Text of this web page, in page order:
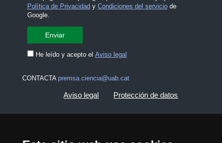
Política de Privacidad y Condiciones del serviciode
Google.
He leído y acepto el Aviso legal
CONTACTA premsa.ciencia@uab.cat
Aviso legal Protección de datos